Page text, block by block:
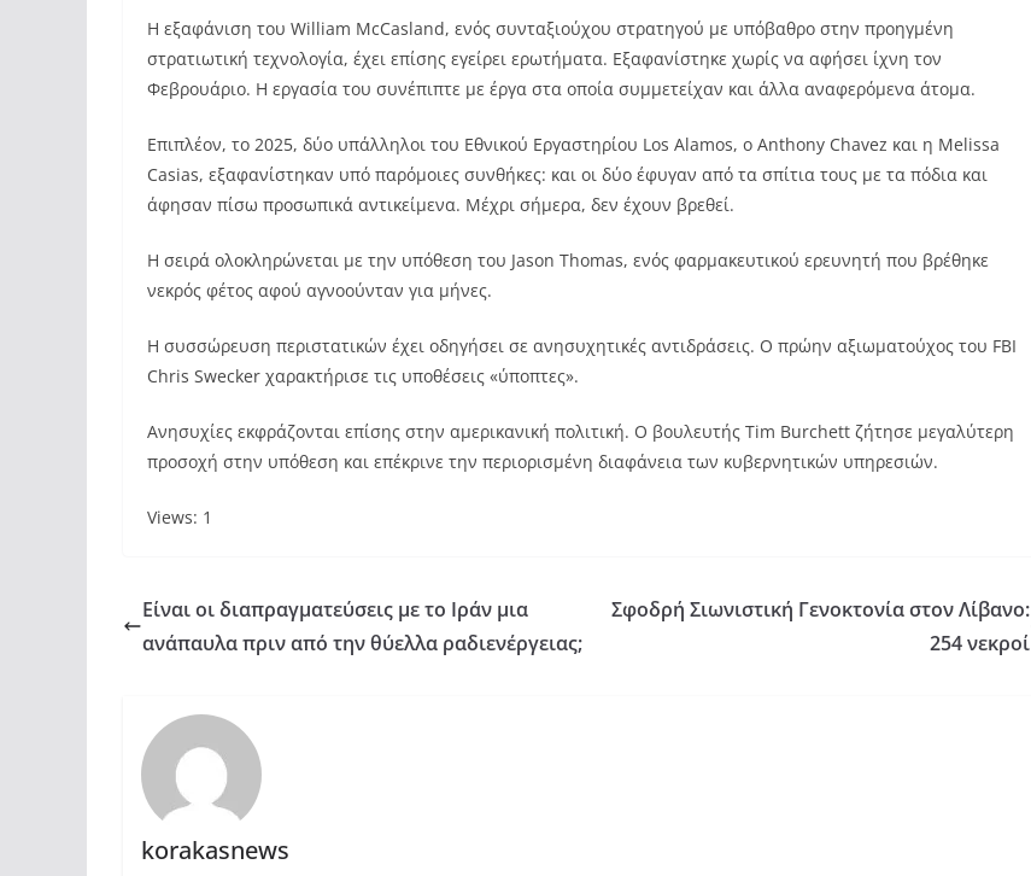
Η εξαφάνιση του William McCasland, ενός συνταξιούχου στρατηγού με υπόβαθρο στην προηγμένη
στρατιωτική τεχνολογία, έχει επίσης εγείρει ερωτήματα. Εξαφανίστηκε χωρίς να αφήσει ίχνη τον
Φεβρουάριο. Η εργασία του συνέπιπτε με έργα στα οποία συμμετείχαν και άλλα αναφερόμενα άτομα.
Επιπλέον, το 2025, δύο υπάλληλοι του Εθνικού Εργαστηρίου Los Alamos, ο Anthony Chavez και η Melissa
Casias, εξαφανίστηκαν υπό παρόμοιες συνθήκες: και οι δύο έφυγαν από τα σπίτια τους με τα πόδια και
άφησαν πίσω προσωπικά αντικείμενα. Μέχρι σήμερα, δεν έχουν βρεθεί.
Η σειρά ολοκληρώνεται με την υπόθεση του Jason Thomas, ενός φαρμακευτικού ερευνητή που βρέθηκε
νεκρός φέτος αφού αγνοούνταν για μήνες.
Η συσσώρευση περιστατικών έχει οδηγήσει σε ανησυχητικές αντιδράσεις. Ο πρώην αξιωματούχος του FBI
Chris Swecker χαρακτήρισε τις υποθέσεις «ύποπτες».
Ανησυχίες εκφράζονται επίσης στην αμερικανική πολιτική. Ο βουλευτής Tim Burchett ζήτησε μεγαλύτερη
προσοχή στην υπόθεση και επέκρινε την περιορισμένη διαφάνεια των κυβερνητικών υπηρεσιών.
Views: 1
Είναι οι διαπραγματεύσεις με το Ιράν μια
ανάπαυλα πριν από την θύελλα ραδιενέργειας;
Σφοδρή Σιωνιστική Γενοκτονία στον Λίβανο:
254 νεκροί
korakasnews